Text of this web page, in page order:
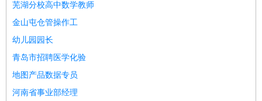
芜湖分校高中数学教师
金山屯仓管操作工
幼儿园园长
青岛市招聘医学化验
地图产品数据专员
河南省事业部经理